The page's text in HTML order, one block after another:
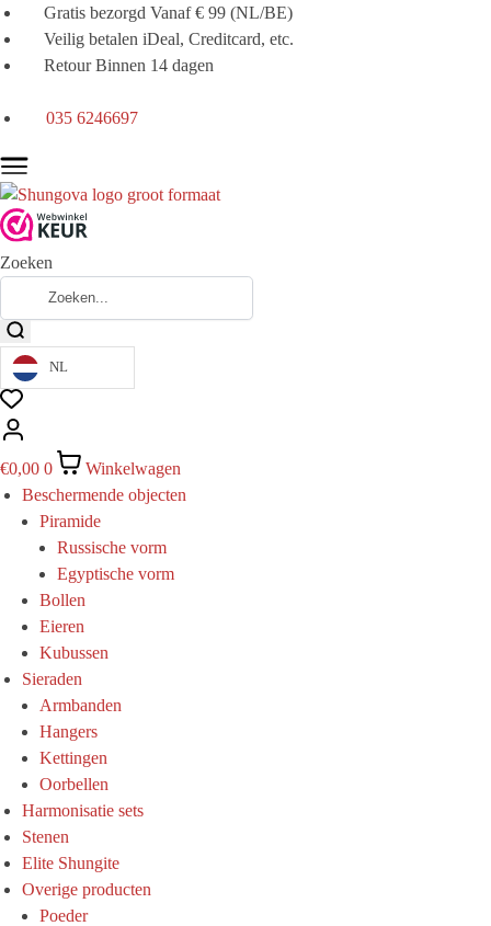
Gratis bezorgd Vanaf € 99 (NL/BE)
Veilig betalen iDeal, Creditcard, etc.
Retour Binnen 14 dagen
035 6246697
Zoeken
NL
€0,00 0
Winkelwagen
Beschermende objecten
Piramide
Russische vorm
Egyptische vorm
Bollen
Eieren
Kubussen
Sieraden
Armbanden
Hangers
Kettingen
Oorbellen
Harmonisatie sets
Stenen
Elite Shungite
Overige producten
Poeder